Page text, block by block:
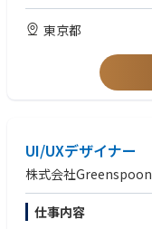
■求める人物像
GREEN SPOONのビジ
ものごとを、論理的に考
数字に責任を持って向き
東京都
UI/UXデザイナー
株式会社Greenspoon
仕事内容